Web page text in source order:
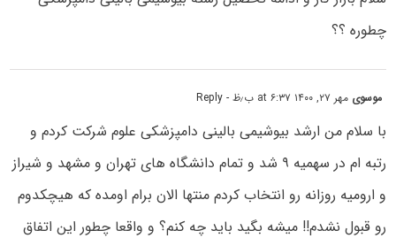
چطوره ؟؟
موسوی مهر ۲۷, ۱۴۰۰ at ۶:۳۷ ب٫ظ - Reply
با سلام من ارشد بیوشیمی بالینی دامپزشکی علوم شرکت کردم و
رتبه ام در سهمیه ۹ شد و تمام دانشگاه های تهران و مشهد و شیراز
و ارومیه روزانه رو انتخاب کردم منتها الان برام اومده که هیچکدوم
رو قبول نشدم!! میشه بگید باید چه کنم؟ و واقعا چطور این اتفاق